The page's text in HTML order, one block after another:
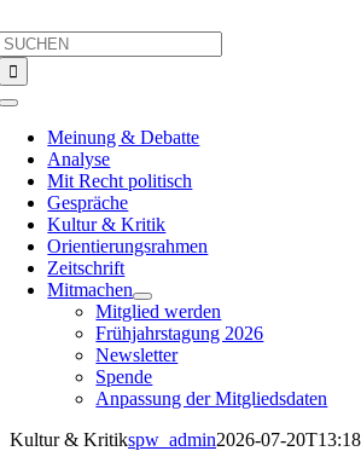
to
content
Toggle
NavigationMeinung & Debatte
Analyse
Mit Recht politisch
Gespräche
Kultur & Kritik
Orientierungsrahmen
Zeitschrift
Mitmachen
Mitglied werden
Frühjahrstagung 2026
Newsletter
Spende
Anpassung der Mitgliedsdaten
Kultur & Kritikspw_admin2026-07-